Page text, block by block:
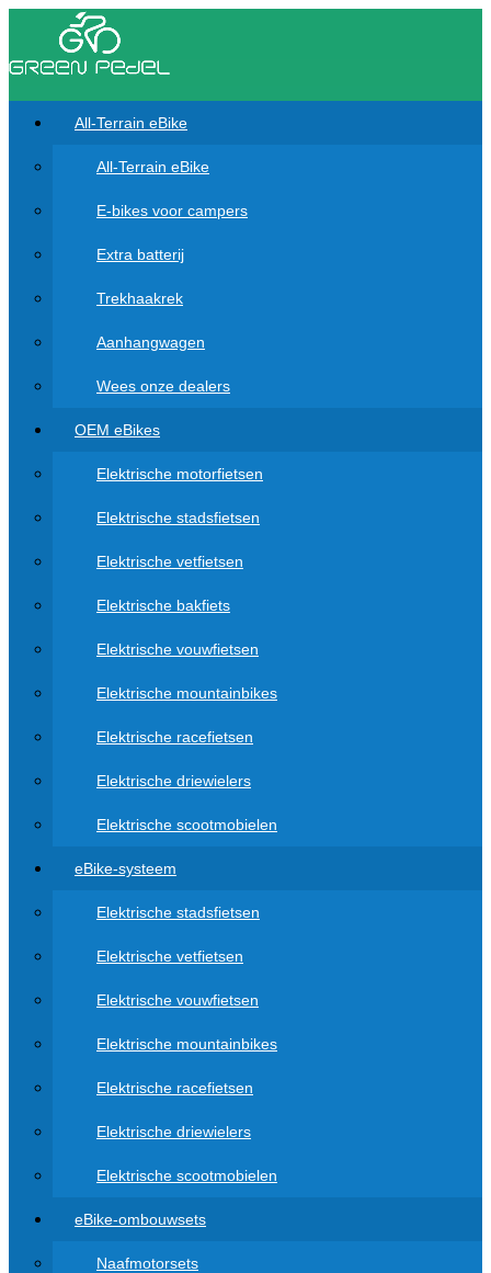
All-Terrain eBike
All-Terrain eBike
E-bikes voor campers
Extra batterij
Trekhaakrek
Aanhangwagen
Wees onze dealers
OEM eBikes
Elektrische motorfietsen
Elektrische stadsfietsen
Elektrische vetfietsen
Elektrische bakfiets
Elektrische vouwfietsen
Elektrische mountainbikes
Elektrische racefietsen
Elektrische driewielers
Elektrische scootmobielen
eBike-systeem
Elektrische stadsfietsen
Elektrische vetfietsen
Elektrische vouwfietsen
Elektrische mountainbikes
Elektrische racefietsen
Elektrische driewielers
Elektrische scootmobielen
eBike-ombouwsets
Naafmotorsets